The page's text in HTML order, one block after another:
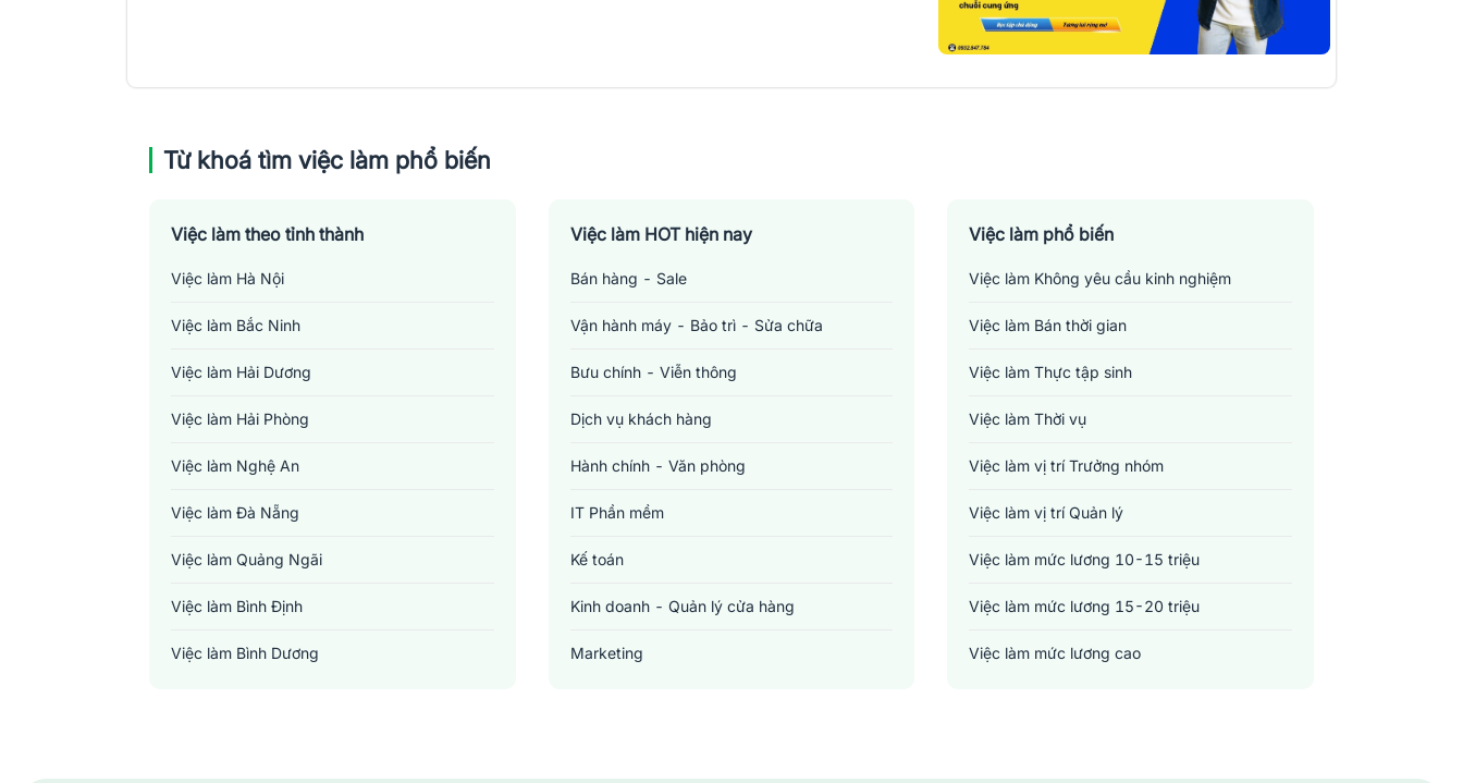
Từ khoá tìm việc làm phổ biến
Việc làm theo tỉnh thành
Việc làm Hà Nội
Việc làm Bắc Ninh
Việc làm Hải Dương
Việc làm Hải Phòng
Việc làm Nghệ An
Việc làm Đà Nẵng
Việc làm Quảng Ngãi
Việc làm Bình Định
Việc làm Bình Dương
Việc làm HOT hiện nay
Bán hàng - Sale
Vận hành máy - Bảo trì - Sửa chữa
Bưu chính - Viễn thông
Dịch vụ khách hàng
Hành chính - Văn phòng
IT Phần mềm
Kế toán
Kinh doanh - Quản lý cửa hàng
Marketing
Việc làm phổ biến
Việc làm Không yêu cầu kinh nghiệm
Việc làm Bán thời gian
Việc làm Thực tập sinh
Việc làm Thời vụ
Việc làm vị trí Trưởng nhóm
Việc làm vị trí Quản lý
Việc làm mức lương 10-15 triệu
Việc làm mức lương 15-20 triệu
Việc làm mức lương cao